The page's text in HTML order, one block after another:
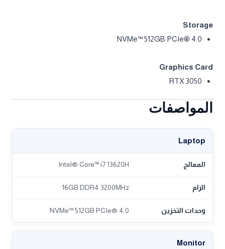
Storage
NVMe™ 512GB PCIe® 4.0
Graphics Card
RTX 3050
المواصفات
Laptop
المعالج Intel® Core™ i7 13620H
الرام 16GB DDR4 3200MHz
وحدات التخزين NVMe™ 512GB PCIe® 4.0
Monitor